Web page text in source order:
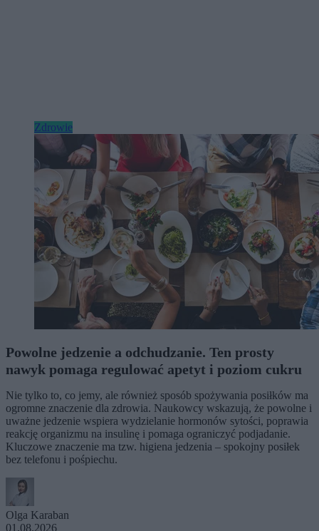
Zdrowie
Powolne jedzenie a odchudzanie. Ten prosty
nawyk pomaga regulować apetyt i poziom cukru
Nie tylko to, co jemy, ale również sposób spożywania posiłków ma
ogromne znaczenie dla zdrowia. Naukowcy wskazują, że powolne i
uważne jedzenie wspiera wydzielanie hormonów sytości, poprawia
reakcję organizmu na insulinę i pomaga ograniczyć podjadanie.
Kluczowe znaczenie ma tzw. higiena jedzenia – spokojny posiłek
bez telefonu i pośpiechu.
Olga Karaban
01.08.2026